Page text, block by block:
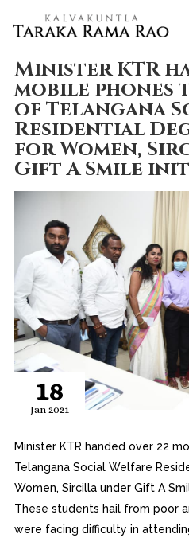
Minister KTR
mobile phones
of Telangana
Residential
for Women,
Gift A Smile
18
Jan 2021
Minister KTR handed over 22
Telangana Social Welfare
Women, Sircilla under Gift A
These students hail from poor
were facing difficulty in